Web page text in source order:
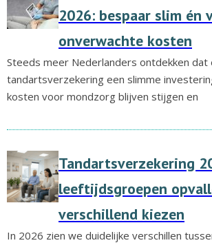
2026: bespaar slim én
onverwachte kosten
Steeds meer Nederlanders ontdekken dat
tandartsverzekering een slimme
kosten voor mondzorg blijven stijgen en
Tandartsverzekering
leeftijdsgroepen
verschillend kiezen
In 2026 zien we duidelijke verschillen